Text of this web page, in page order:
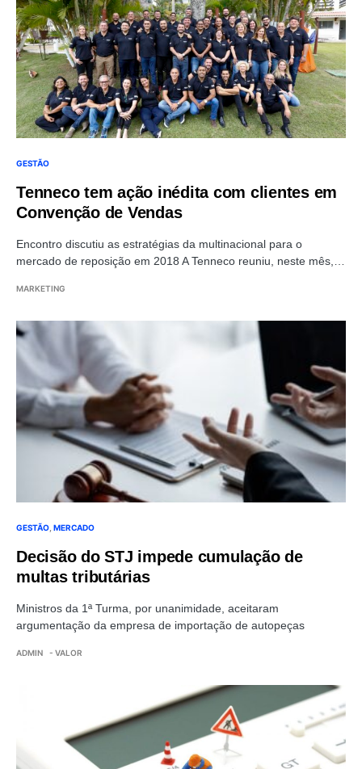
GESTÃO
Tenneco tem ação inédita com clientes em
Convenção de Vendas
Encontro discutiu as estratégias da multinacional para o
mercado de reposição em 2018 A Tenneco reuniu, neste mês,…
MARKETING
GESTÃO MERCADO
Decisão do STJ impede cumulação de
multas tributárias
Ministros da 1ª Turma, por unanimidade, aceitaram
argumentação da empresa de importação de autopeças
ADMIN - VALOR